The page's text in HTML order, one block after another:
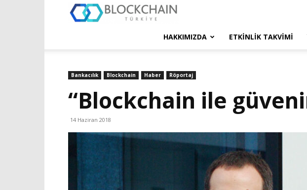
Türkiye
HAKKIMIZDA ETKINLIK TAKVIMI
Bankacılık Blockchain Haber Röportaj
“Blockchain ile
14 Haziran 2018